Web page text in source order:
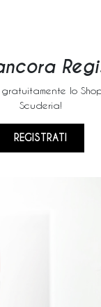
lo
Scuderia!
REGISTRATI